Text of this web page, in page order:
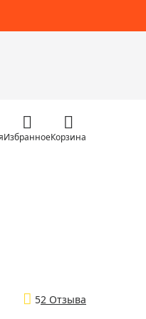
контроля
ИзбранноеКорзина
52 Отзыва